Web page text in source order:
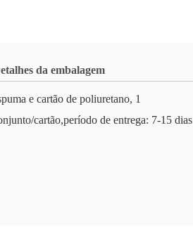
da embalagem
e cartão de poliuretano, 1
cartão,período de entrega: 7-15 dias